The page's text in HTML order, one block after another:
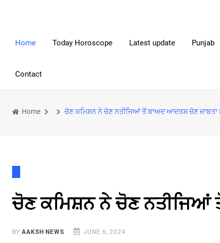
Home Today Horoscope Latest update Punjab
Contact
Home ਚੋਣ ਕਮਿਸ਼ਨ ਨੇ ਚੋਣ ਨਤੀਜਿਆਂ ਤੋਂ ਬਾਅਦ ਆਦਰਸ਼ ਚੋਣ
ਚੋਣ ਕਮਿਸ਼ਨ ਨੇ ਚੋਣ
BYAAKSH NEWS JUNE 6, 2024